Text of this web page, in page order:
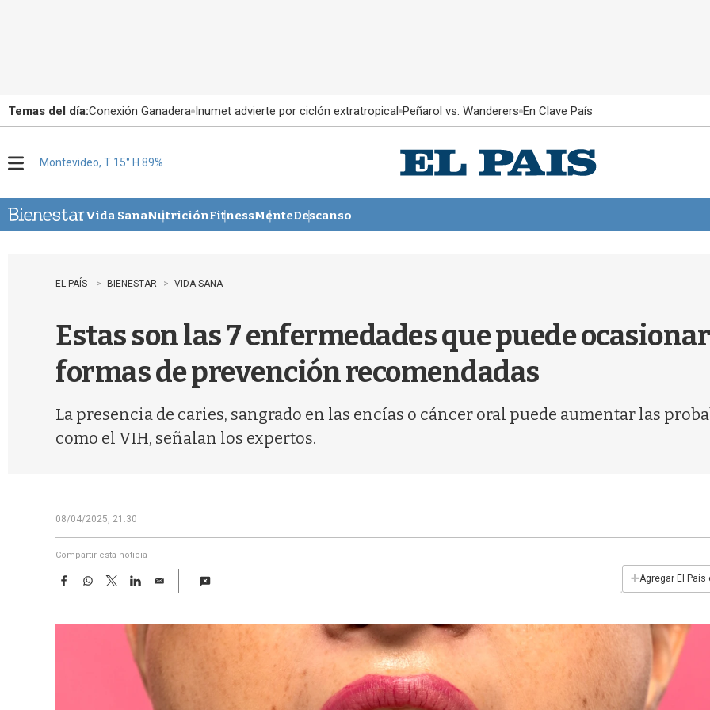
Temas del día:Conexión Ganadera Inumet advierte por ciclón extratropical Peñarol vs. Wanderers En Clave País
u
Montevideo, T 15° H 89%
Vida SanaNutriciónFitnessMenteDescanso
EL PAÍS BIENESTAR VIDA SANA
Estas son las 7 enfermedades que puede
formas de prevención recomendadas
La presencia de caries, sangrado en las encías o cáncer oral puede aumentar las
como el VIH, señalan los expertos.
08/04/2025, 21:30
Compartir esta noticia
F
e
W
t
T
w
t
L
k
I
n
E
i
+Agregar El País